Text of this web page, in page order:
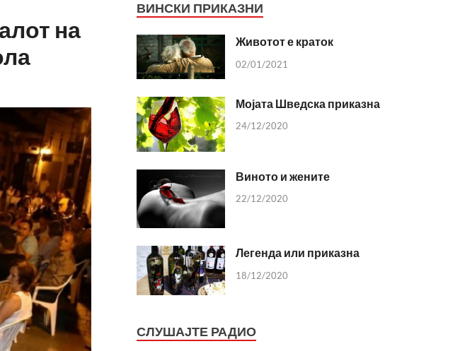
на
ВИНСКИ ПРИКАЗНИ
Животот е краток
02/01/2021
Мојата Шведска приказна
24/12/2020
Виното и жените
22/12/2020
Легенда или приказна
18/12/2020
СЛУШАЈТЕ РАДИО